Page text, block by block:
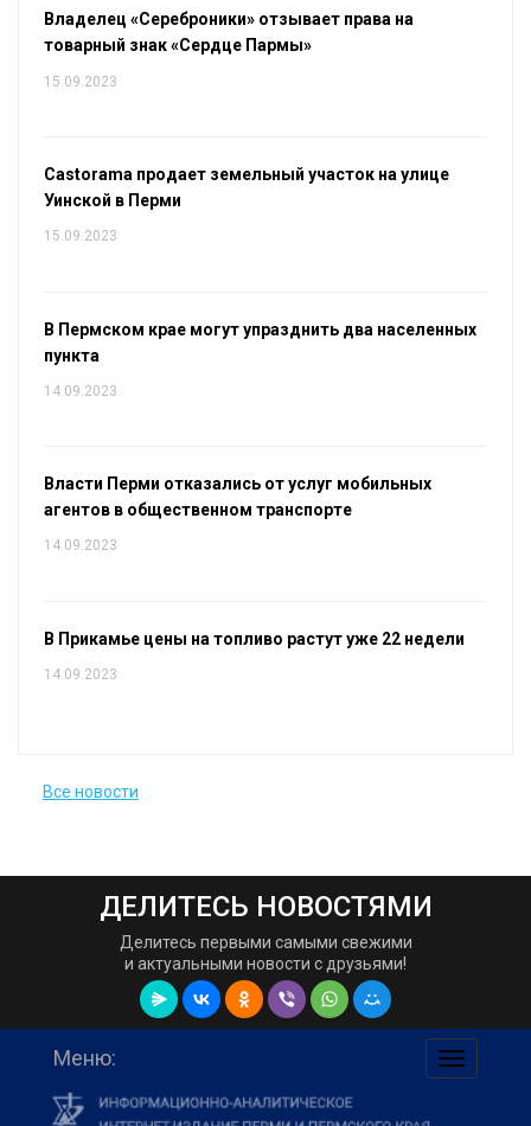
Владелец «Сереброники» отзывает права на
товарный знак «Сердце Пармы»
15.09.2023
Castorama продает земельный участок на улице
Уинской в Перми
15.09.2023
В Пермском крае могут упразднить два населенных
пункта
14.09.2023
Власти Перми отказались от услуг мобильных
агентов в общественном транспорте
14.09.2023
В Прикамье цены на топливо растут уже 22 недели
14.09.2023
Все новости
ДЕЛИТЕСЬ НОВОСТЯМИ
Делитесь первыми самыми свежими
и актуальными новости с друзьями!
по
Меню: